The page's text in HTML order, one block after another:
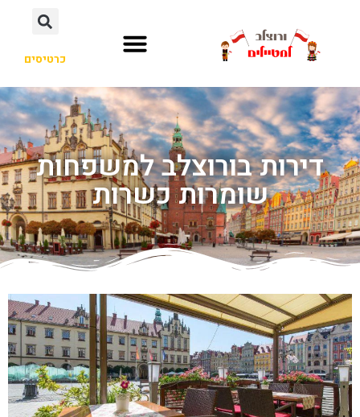
כרטיסים
דירות בורוצלב למשפחות
שומרות כשרות